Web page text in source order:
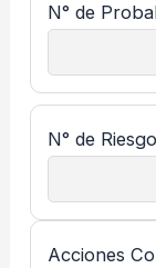
N° de
N° de Riesgo
Acciones